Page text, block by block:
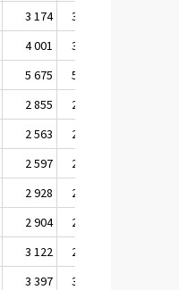
3 174
3 070
4 001
3 739
5 675
5 516
2 855
2 748
2 563
2 460
2 597
2 485
2 928
2 812
2 904
2 803
3 122
2 978
3 397
3 150